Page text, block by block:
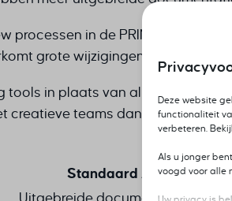
processen in de PRINCE2 fasen.
grote wijzigingen aan het eind
tools in plaats van alleen
creatieve teams dan uitgebreide
Standaard Aanpak
Deze website
functionaliteit
verbeteren.
Als u jonger
voogd voor alle